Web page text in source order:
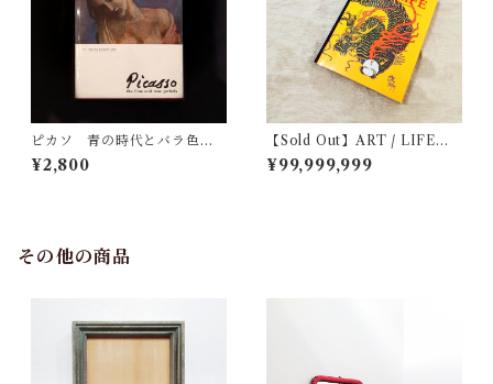
ピカソ 青の時代とバラ色の
時代
¥2,800
【Sold Out】ART / LIFE V
ol.8, No.7 August
¥99,999,999
その他の商品